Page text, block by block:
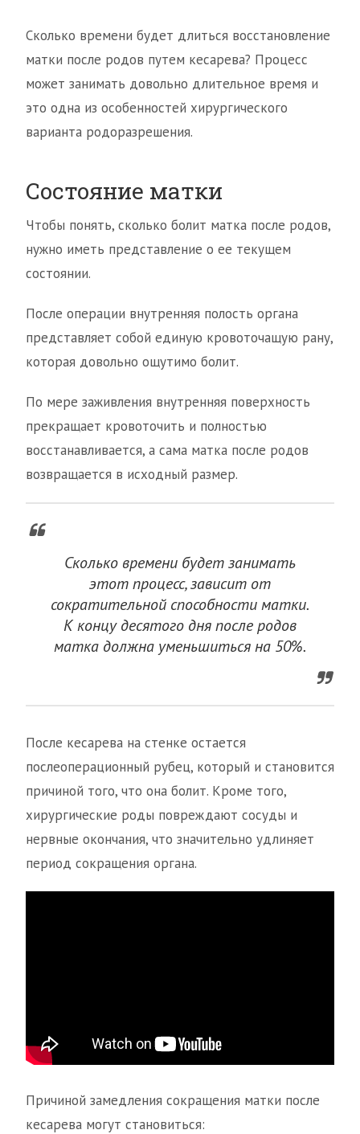
Сколько времени будет длиться восстановление
матки после родов путем кесарева? Процесс
может занимать довольно длительное время и
это одна из особенностей хирургического
варианта родоразрешения.
Состояние матки
Чтобы понять, сколько болит матка после родов,
нужно иметь представление о ее текущем
состоянии.
После операции внутренняя полость органа
представляет собой единую кровоточащую рану,
которая довольно ощутимо болит.
По мере заживления внутренняя поверхность
прекращает кровоточить и полностью
восстанавливается, а сама матка после родов
возвращается в исходный размер.
Сколько времени будет занимать
этот процесс, зависит от
сократительной способности матки.
К концу десятого дня после родов
матка должна уменьшиться на 50%.
После кесарева на стенке остается
послеоперационный рубец, который и становится
причиной того, что она болит. Кроме того,
хирургические роды повреждают сосуды и
нервные окончания, что значительно удлиняет
период сокращения органа.
Причиной замедления сокращения матки после
кесарева могут становиться: